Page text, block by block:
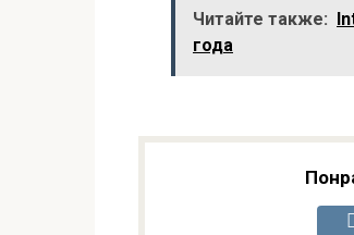
видеокартах RTX
50XX и 40XX, но и в
Читайте также:
года